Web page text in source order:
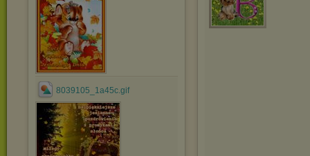
8039105_1a45c.gif